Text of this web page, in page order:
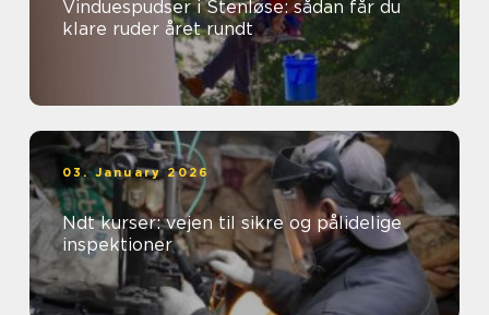
Vinduespudser i Stenløse: sådan får du
klare ruder året rundt
03. January 2026
Ndt kurser: vejen til sikre og pålidelige
inspektioner